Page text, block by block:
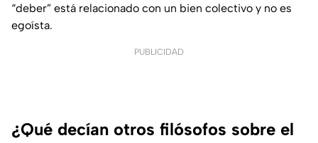
“deber” está relacionado con un bien colectivo y no es
egoísta.
PUBLICIDAD
¿Qué decían otros filósofos sobre el